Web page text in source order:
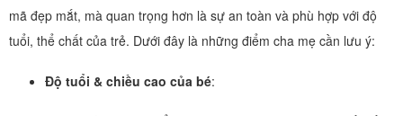
mã đẹp mắt, mà quan trọng hơn là sự an toàn và phù hợp với độ
tuổi, thể chất của trẻ. Dưới đây là những điểm cha mẹ cần lưu ý:
Độ tuổi & chiều cao của bé: